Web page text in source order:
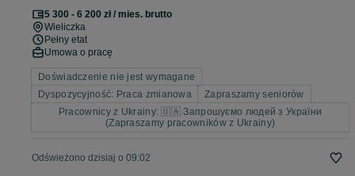
5 300 - 6 200 zł / mies. brutto
Wieliczka
Pełny etat
Umowa o pracę
Doświadczenie nie jest wymagane
Dyspozycyjność: Praca zmianowa
Zapraszamy seniorów
Pracownicy z Ukrainy: 🇺🇦 Запрошуємо людей з України
(Zapraszamy pracowników z Ukrainy)
Odświeżono dzisiaj o 09:02